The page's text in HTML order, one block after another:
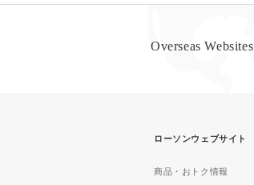
Overseas Websites
ローソンウェブサイト
商品・おトク情報